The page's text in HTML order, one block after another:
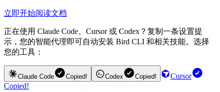
立即开始阅读文档
正在使用 Claude Code、Cursor 或 Codex？复制一条设置提
示，您的智能代理即可自动安装 Bird CLI 和相关技能。选择
您的工具：
Claude Code Copied! Codex Copied!
Cursor
Copied!